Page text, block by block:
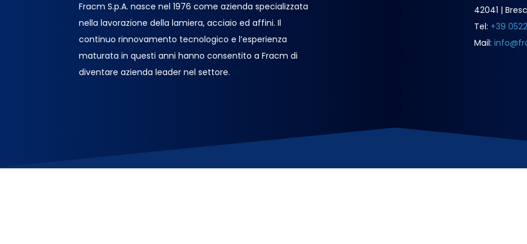
Fracm S.p.A. nasce nel 1976 come azienda specializzata
nella lavorazione della lamiera, acciaio ed affini. Il
continuo rinnovamento tecnologico e l’esperienza
maturata in questi anni hanno consentito a Fracm di
diventare azienda leader nel settore.
42041 |
Tel: +39
Mail: